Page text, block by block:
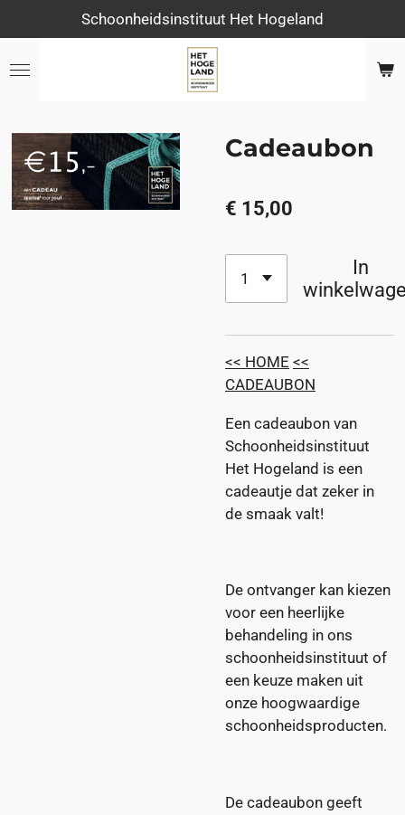
direct
naar
Schoonheidsinstituut Het Hogeland
Cadeaubon
€ 15,00
In
<< HOME <<
CADEAUBON
Een cadeaubon van
Schoonheidsinstituut
Het Hogeland is een
cadeautje dat zeker in
de smaak valt!
De ontvanger kan kiezen
voor een heerlijke
behandeling in ons
schoonheidsinstituut of
een keuze maken uit
onze hoogwaardige
schoonheidsproducten.
De cadeaubon geeft